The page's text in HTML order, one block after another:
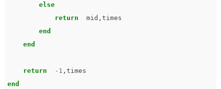
else
return
mid , times
end
end
return - 1 , times
end